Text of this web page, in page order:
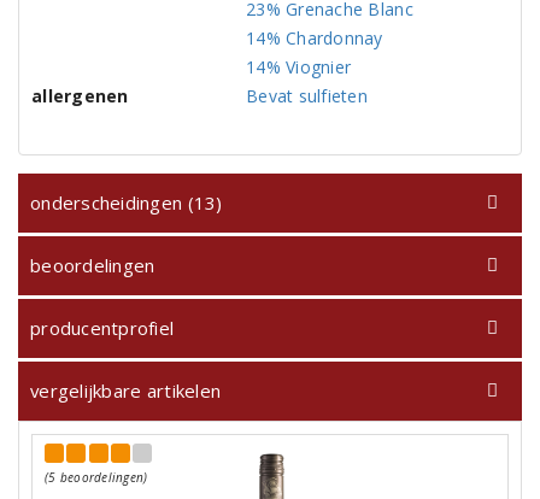
23% Grenache Blanc
14% Chardonnay
14% Viognier
allergenen
Bevat sulfieten
onderscheidingen (13)
beoordelingen
producentprofiel
vergelijkbare artikelen
(5 beoordelingen)